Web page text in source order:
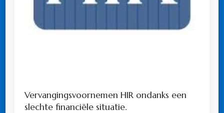
Vervangingsvoornemen HIR ondanks een
slechte financiële situatie.